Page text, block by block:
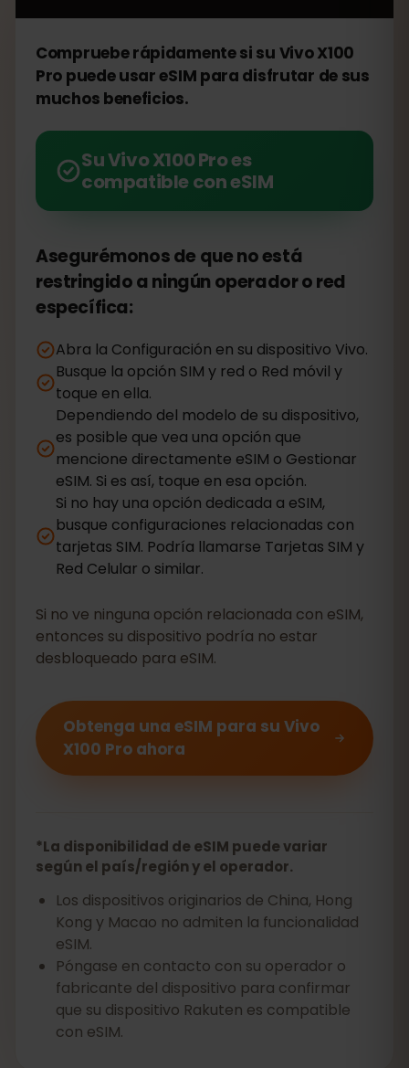
Compruebe rápidamente si su Vivo X100
Pro puede usar eSIM para disfrutar de sus
muchos beneficios.
Su Vivo X100 Pro es
compatible con eSIM
Asegurémonos de que no está
restringido a ningún operador o red
específica:
Abra la Configuración en su dispositivo Vivo.
Busque la opción SIM y red o Red móvil y
toque en ella.
Dependiendo del modelo de su dispositivo,
es posible que vea una opción que
mencione directamente eSIM o Gestionar
eSIM. Si es así, toque en esa opción.
Si no hay una opción dedicada a eSIM,
busque configuraciones relacionadas con
tarjetas SIM. Podría llamarse Tarjetas SIM y
Red Celular o similar.
Si no ve ninguna opción relacionada con eSIM,
entonces su dispositivo podría no estar
desbloqueado para eSIM.
Obtenga una eSIM para su Vivo
X100 Pro ahora
*La disponibilidad de eSIM puede variar
según el país/región y el operador.
Los dispositivos originarios de China, Hong
Kong y Macao no admiten la funcionalidad
eSIM.
Póngase en contacto con su operador o
fabricante del dispositivo para confirmar
que su dispositivo Rakuten es compatible
con eSIM.